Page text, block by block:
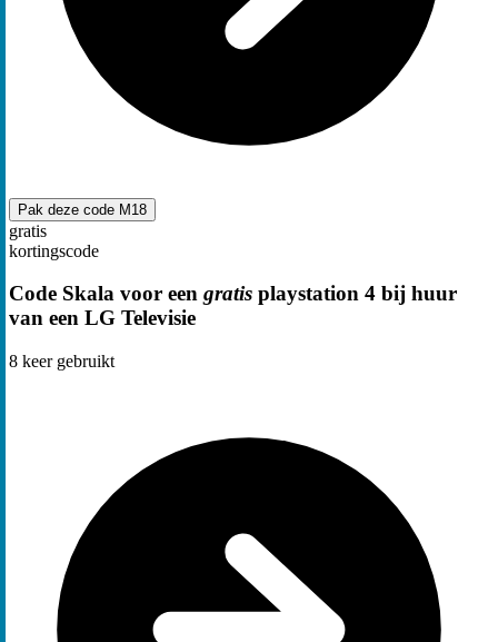
Pak deze code M18
gratis
kortingscode
Code Skala voor een gratis playstation 4 bij huur
van een LG Televisie
8 keer gebruikt